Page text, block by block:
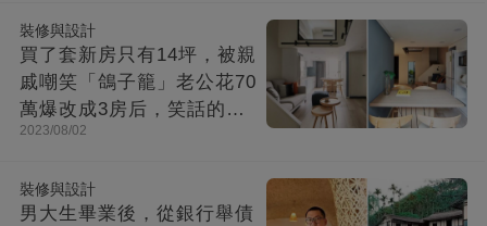
裝修與設計
買了套新房只有14坪，被親
戚嘲笑「鴿子籠」老公花70
萬爆改成3房后，笑話的親
戚不吭聲了
2023/08/02
裝修與設計
男大生畢業後，從銀行舉債